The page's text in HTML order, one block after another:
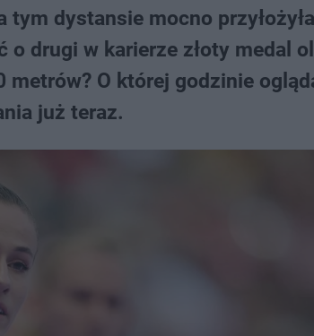
dystansie mocno
drugi w karierze złoty medal
metrów? O której godzinie
już teraz.